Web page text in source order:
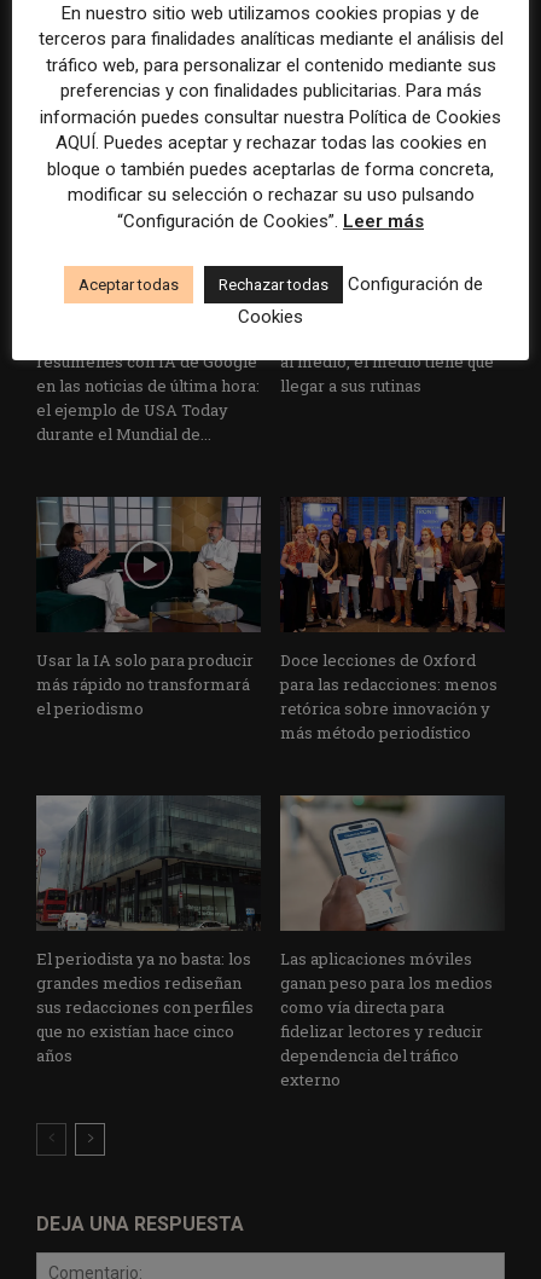
Los medios tienen audiencia,
pero no siempre comunidad:
cómo activar a los lectores
que siguen las noticias en
silencio
El buzón como nueva
portada: la estrategia de los
medios para conquistar
ciudad a ciudad
resúmenes con IA de Google
en las noticias de última hora:
el ejemplo de USA Today
durante el Mundial de...
al medio, el medio tiene que
llegar a sus rutinas
Usar la IA solo para producir
más rápido no transformará
el periodismo
Doce lecciones de Oxford
para las redacciones: menos
retórica sobre innovación y
más método periodístico
El periodista ya no basta: los
grandes medios rediseñan
sus redacciones con perfiles
que no existían hace cinco
años
Las aplicaciones móviles
ganan peso para los medios
como vía directa para
fidelizar lectores y reducir
dependencia del tráfico
externo
DEJA UNA RESPUESTA
En nuestro sitio web utilizamos cookies propias y de
terceros para finalidades analíticas mediante el análisis del
tráfico web, para personalizar el contenido mediante sus
preferencias y con finalidades publicitarias. Para más
información puedes consultar nuestra Política de Cookies
AQUÍ. Puedes aceptar y rechazar todas las cookies en
bloque o también puedes aceptarlas de forma concreta,
modificar su selección o rechazar su uso pulsando
“Configuración de Cookies”. Leer más
Aceptar todas Rechazar todas
Configuración de
Cookies